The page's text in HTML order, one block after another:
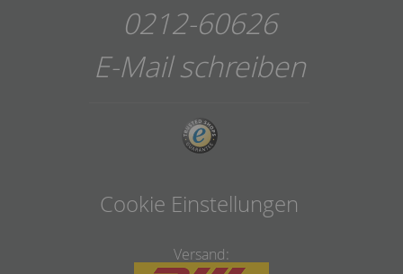
0212-60626
E-Mail schreiben
Cookie Einstellungen
Versand: